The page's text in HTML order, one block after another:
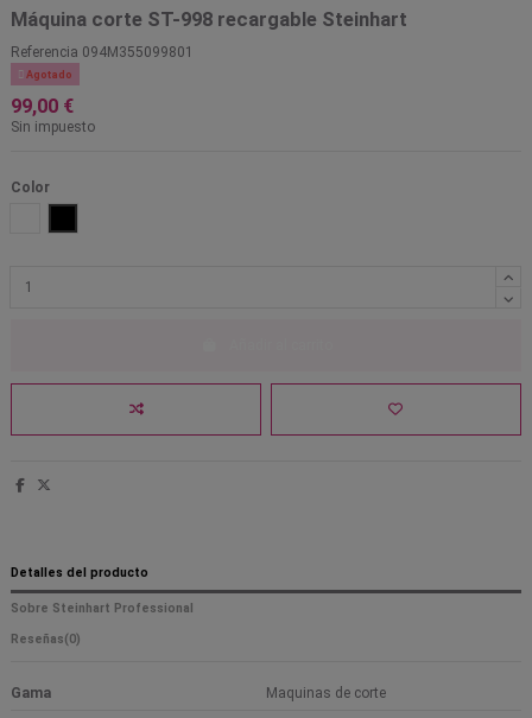
Máquina corte ST-998 recargable Steinhart
Referencia 094M355099801
 Agotado
99,00 €
Sin impuesto
Color
Detalles del producto
Sobre Steinhart Professional
Reseñas(0)
Gama Maquinas de corte